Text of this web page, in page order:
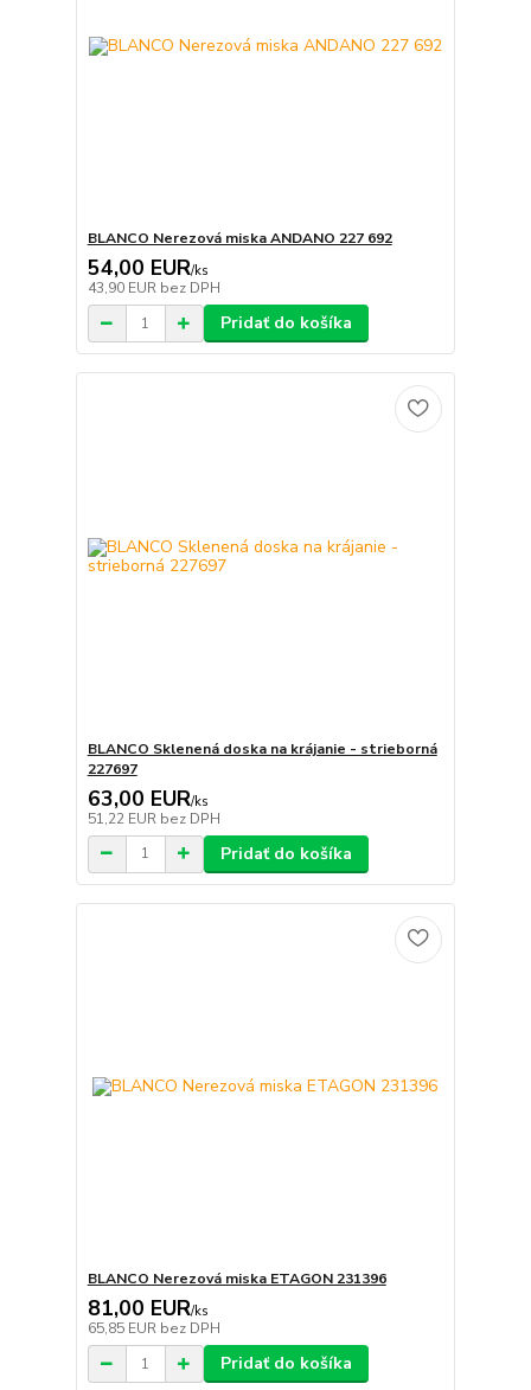
BLANCO Nerezová miska ANDANO 227 692
54,00 EUR/ks
43,90 EUR bez DPH
Pridať do košíka
BLANCO Sklenená doska na krájanie - strieborná
227697
63,00 EUR/ks
51,22 EUR bez DPH
Pridať do košíka
BLANCO Nerezová miska ETAGON 231396
81,00 EUR/ks
65,85 EUR bez DPH
Pridať do košíka